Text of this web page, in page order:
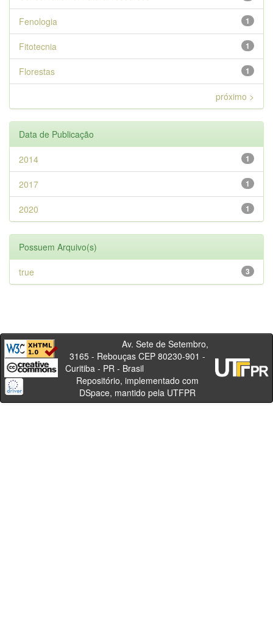
1
Fenologia
1
Fitotecnia
1
Florestas
próximo >
Data de Publicação
1
2014
1
2017
1
2020
Possuem Arquivo(s)
3
true
Av. Sete de Setembro,
3165 - Rebouças CEP 80230-901 -
Curitiba - PR - Brasil
Repositório, implementado com
DSpace, mantido pela UTFPR